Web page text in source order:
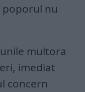
poporul nu
multora
imediat
concern